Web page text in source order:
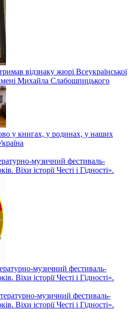
відзнаку жюрі Всеукраїнської
імені Михайла Слабошпицького
у книгах, у родинах, у наших
музичний фестиваль-
Віхи історії Честі і Гідності».
музичний фестиваль-
Віхи історії Честі і Гідності».
музичний фестиваль-
Віхи історії Честі і Гідності».